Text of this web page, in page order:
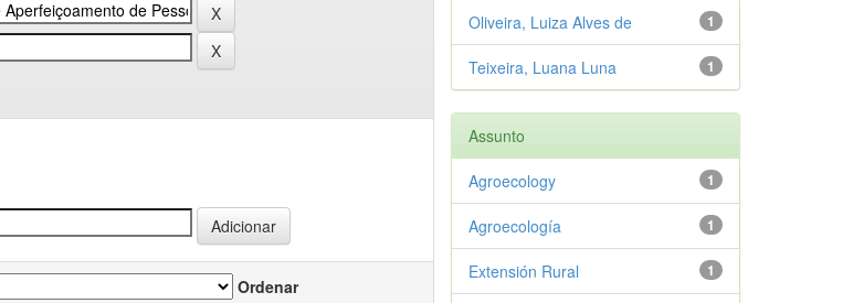
Ordenar
1
Oliveira, Luiza Alves de
1
Teixeira, Luana Luna
Assunto
1
Agroecology
1
Agroecología
1
Extensión Rural